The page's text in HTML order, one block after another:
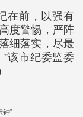
在前，以强有
度警惕，严阵
细落实，尽最
该市纪委监委
钟”